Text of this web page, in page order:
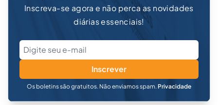
Inscreva-se agora e não perca as novidades
diárias essenciais!
Inscrever
Os boletins são gratuitos. Não enviamos spam. Privacidade